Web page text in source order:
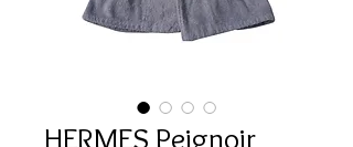
HERMES Peignoir